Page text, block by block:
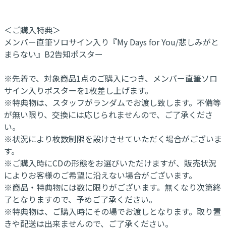
＜ご購入特典＞
メンバー直筆ソロサイン入り『My Days for You/悲しみがと
まらない』B2告知ポスター
※先着で、対象商品1点のご購入につき、メンバー直筆ソロ
サイン入りポスターを1枚差し上げます。
※特典物は、スタッフがランダムでお渡し致します。不備等
が無い限り、交換には応じられませんので、ご了承くださ
い。
※状況により枚数制限を設けさせていただく場合がございま
す。
※ご購入時にCDの形態をお選びいただけますが、販売状況
によりお客様のご希望に沿えない場合がございます。
※商品・特典物には数に限りがございます。無くなり次第終
了となりますので、予めご了承ください。
※特典物は、ご購入時にその場でお渡しとなります。取り置
きや配送は出来ませんので、ご了承ください。